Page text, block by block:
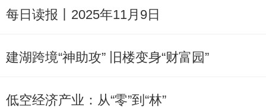
每日读报丨2025年11月9日
建湖跨境“神助攻” 旧楼变身“财富园”
低空经济产业：从“零”到“林”